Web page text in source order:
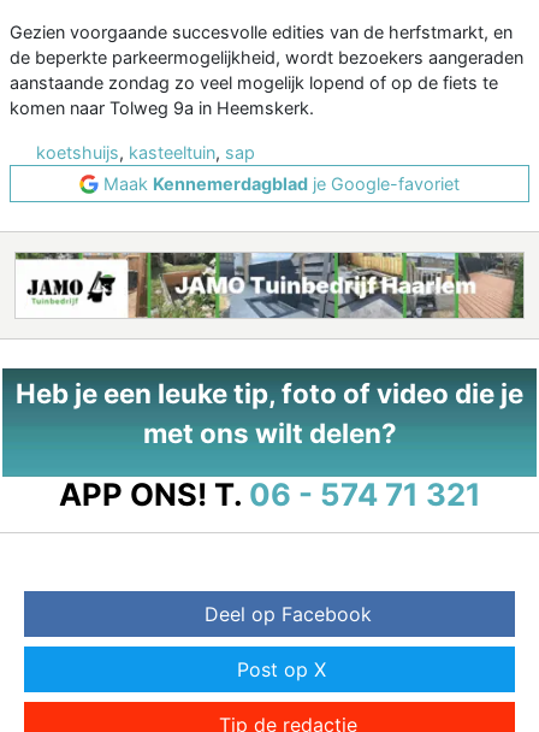
Gezien voorgaande succesvolle edities van de herfstmarkt, en
de beperkte parkeermogelijkheid, wordt bezoekers aangeraden
aanstaande zondag zo veel mogelijk lopend of op de fiets te
komen naar Tolweg 9a in Heemskerk.
koetshuijs, kasteeltuin, sap
Maak Kennemerdagblad je Google-favoriet
Heb je een leuke tip, foto of video die je
met ons wilt delen?
APP ONS! T. 06 - 574 71 321
Deel op Facebook
Post op X
Tip de redactie